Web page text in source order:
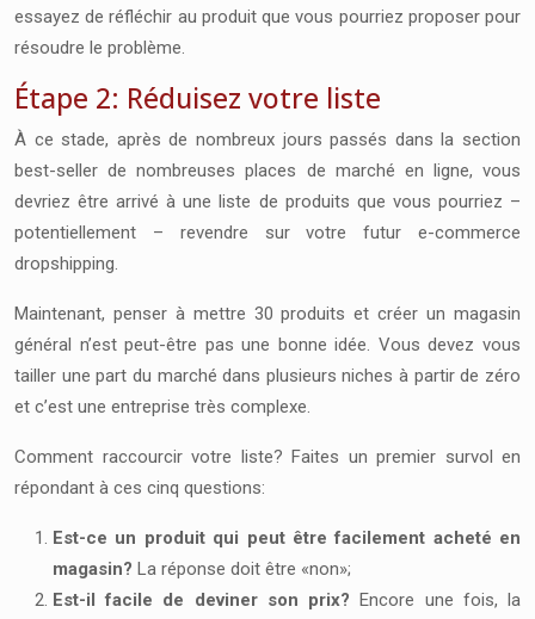
essayez de réfléchir au produit que vous pourriez proposer pour
résoudre le problème.
Étape 2: Réduisez votre liste
À ce stade, après de nombreux jours passés dans la section
best-seller de nombreuses places de marché en ligne, vous
devriez être arrivé à une liste de produits que vous pourriez –
potentiellement – revendre sur votre futur e-commerce
dropshipping.
Maintenant, penser à mettre 30 produits et créer un magasin
général n’est peut-être pas une bonne idée. Vous devez vous
tailler une part du marché dans plusieurs niches à partir de zéro
et c’est une entreprise très complexe.
Comment raccourcir votre liste? Faites un premier survol en
répondant à ces cinq questions:
Est-ce un produit qui peut être facilement acheté en
magasin? La réponse doit être «non»;
Est-il facile de deviner son prix?Encore une fois, la